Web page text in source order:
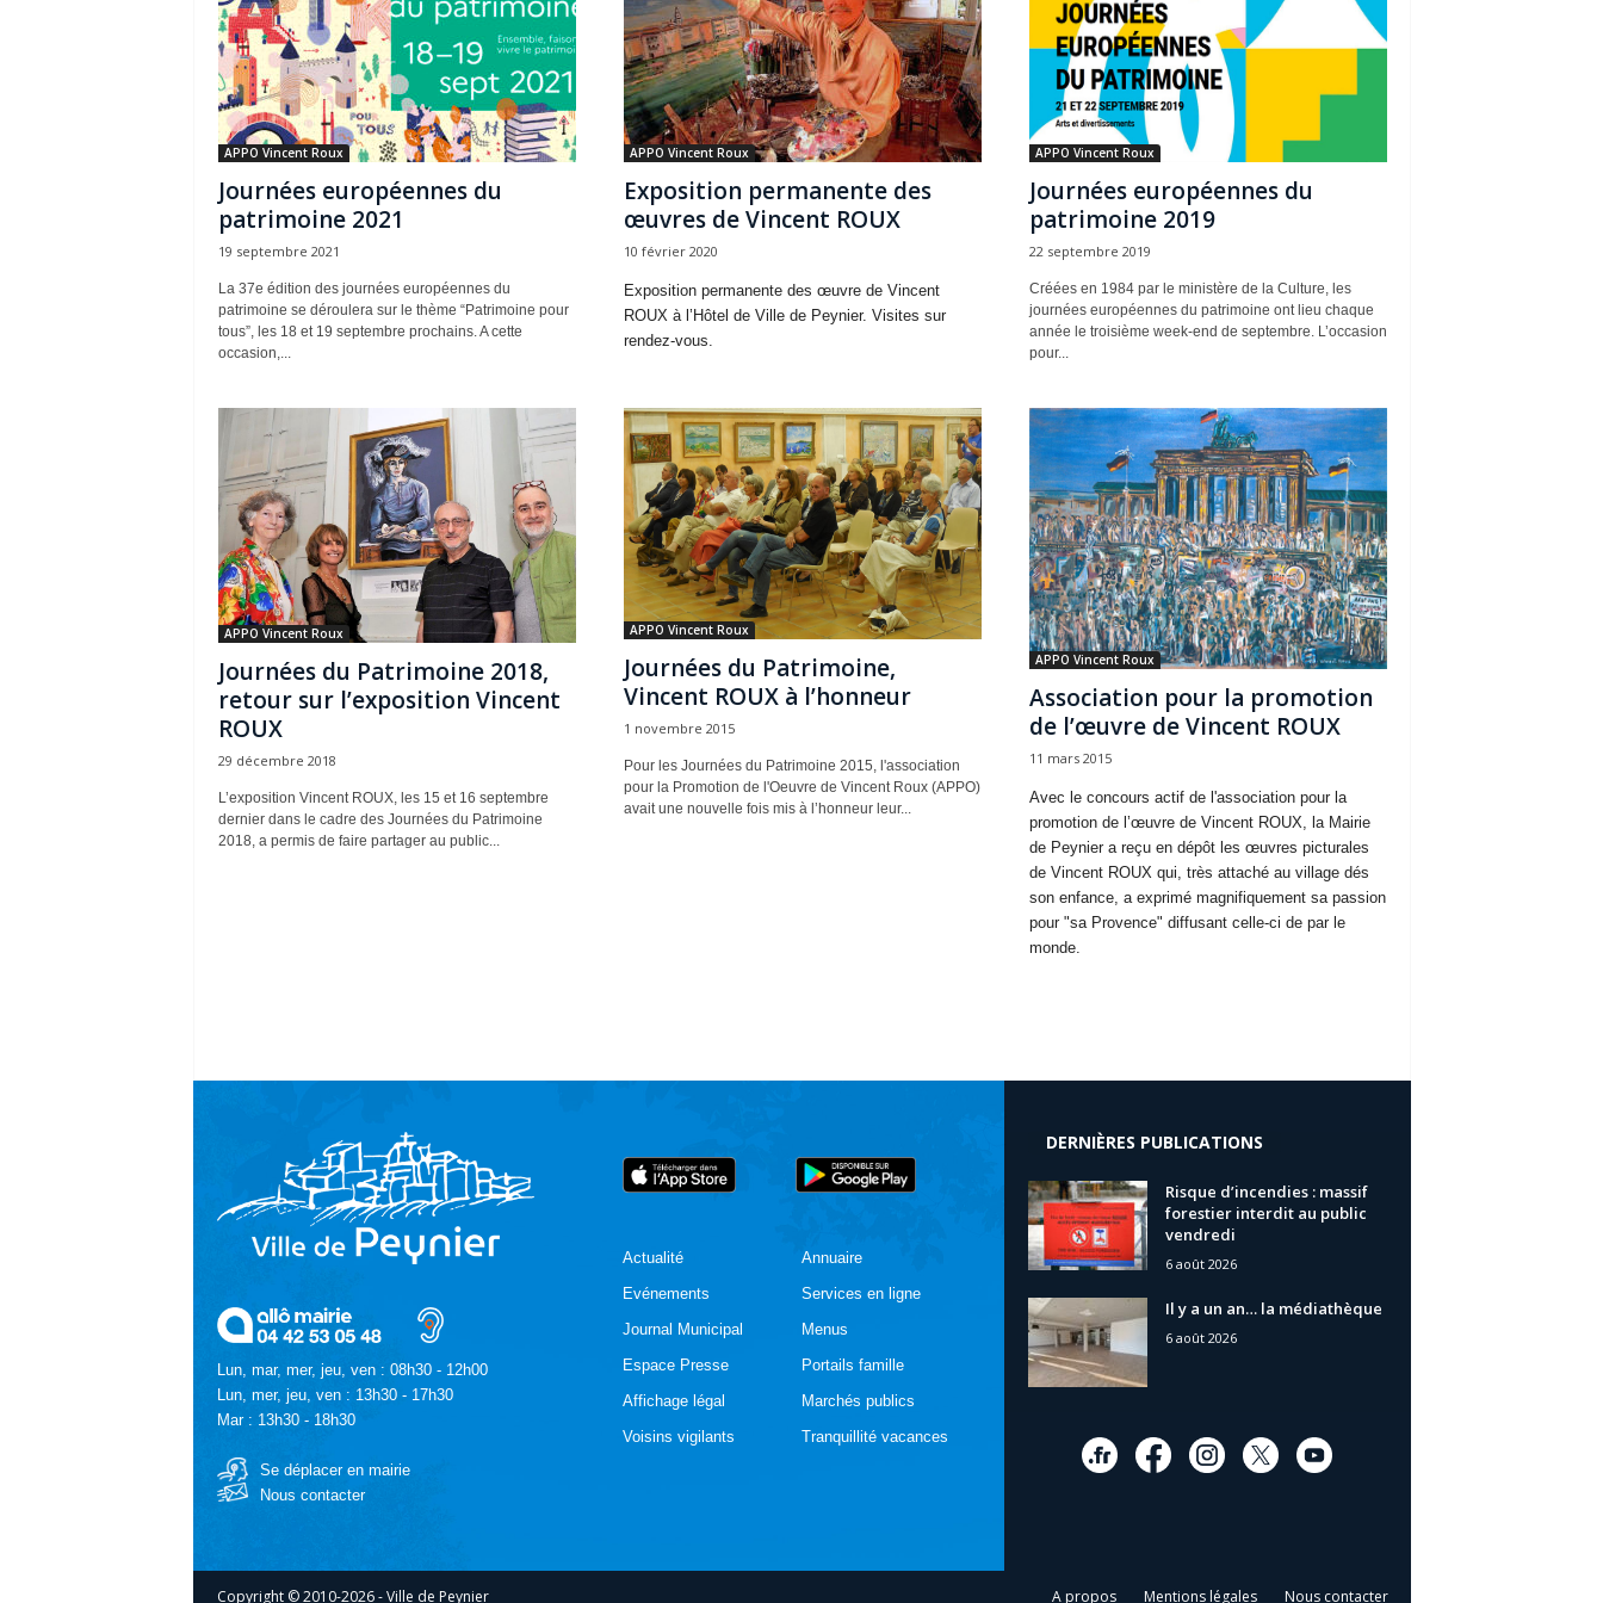
APPO Vincent Roux
Journées européennes du
patrimoine 2021
19 septembre 2021
La 37e édition des journées européennes du
patrimoine se déroulera sur le thème “Patrimoine pour
tous”, les 18 et 19 septembre prochains. A cette
occasion,...
APPO Vincent Roux
Exposition permanente des
œuvres de Vincent ROUX
10 février 2020
Exposition permanente des œuvre de Vincent
ROUX à l’Hôtel de Ville de Peynier. Visites sur
rendez-vous.
APPO Vincent Roux
Journées européennes du
patrimoine 2019
22 septembre 2019
Créées en 1984 par le ministère de la Culture, les
journées européennes du patrimoine ont lieu chaque
année le troisième week-end de septembre. L’occasion
pour...
APPO Vincent Roux
Journées du Patrimoine 2018,
retour sur l’exposition Vincent
ROUX
29 décembre 2018
L’exposition Vincent ROUX, les 15 et 16 septembre
dernier dans le cadre des Journées du Patrimoine
2018, a permis de faire partager au public...
APPO Vincent Roux
Journées du Patrimoine,
Vincent ROUX à l’honneur
1 novembre 2015
Pour les Journées du Patrimoine 2015, l'association
pour la Promotion de l'Oeuvre de Vincent Roux (APPO)
avait une nouvelle fois mis à l’honneur leur...
APPO Vincent Roux
Association pour la promotion
de l’œuvre de Vincent ROUX
11 mars 2015
Avec le concours actif de l'association pour la
promotion de l’œuvre de Vincent ROUX, la Mairie
de Peynier a reçu en dépôt les œuvres picturales
de Vincent ROUX qui, très attaché au village dés
son enfance, a exprimé magnifiquement sa passion
pour "sa Provence" diffusant celle-ci de par le
monde.
Lun, mar, mer, jeu, ven : 08h30 - 12h00
Lun, mer, jeu, ven : 13h30 - 17h30
Mar : 13h30 - 18h30
Se déplacer en mairie
Nous contacter
Actualité
Evénements
Journal Municipal
Espace Presse
Affichage légal
Voisins vigilants
Annuaire
Services en ligne
Menus
Portails famille
Marchés publics
Tranquillité vacances
DERNIÈRES PUBLICATIONS
Risque d’incendies : massif
forestier interdit au public
vendredi
6 août 2026
Il y a un an… la médiathèque
6 août 2026
A propos Mentions légales Nous contacter
Copyright © 2010-2026 - Ville de Peynier